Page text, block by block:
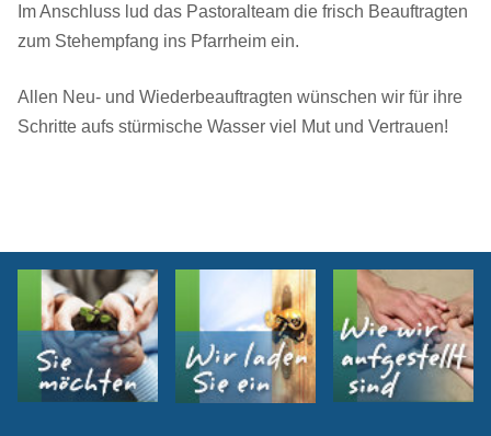
Im Anschluss lud das Pastoralteam die frisch Beauftragten
zum Stehempfang ins Pfarrheim ein.
Allen Neu- und Wiederbeauftragten wünschen wir für ihre
Schritte aufs stürmische Wasser viel Mut und Vertrauen!